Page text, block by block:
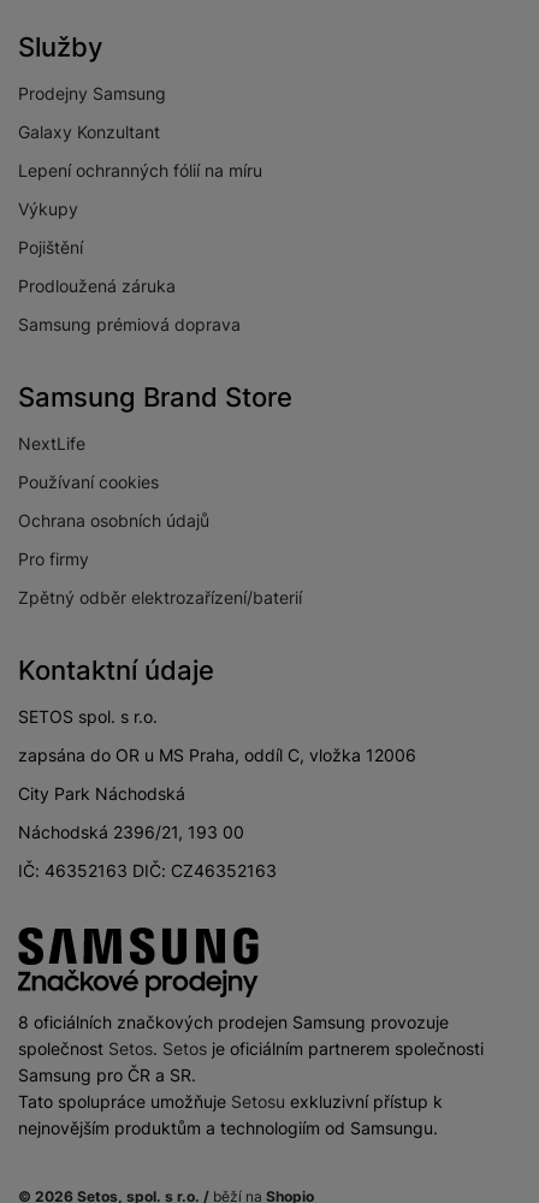
Služby
Prodejny Samsung
Galaxy Konzultant
Lepení ochranných fólií na míru
Výkupy
Pojištění
Prodloužená záruka
Samsung prémiová doprava
Samsung Brand Store
NextLife
Používaní cookies
Ochrana osobních údajů
Pro firmy
Zpětný odběr elektrozařízení/baterií
Kontaktní údaje
SETOS spol. s r.o.
zapsána do OR u MS Praha, oddíl C, vložka 12006
City Park Náchodská
Náchodská 2396/21, 193 00
IČ: 46352163 DIČ: CZ46352163
8 oficiálních značkových prodejen Samsung provozuje
společnost Setos. Setos je oficiálním partnerem společnosti
Samsung pro ČR a SR.
Tato spolupráce umožňuje Setosu exkluzivní přístup k
nejnovějším produktům a technologiím od Samsungu.
© 2026 Setos, spol. s r.o. / běží na Shopio